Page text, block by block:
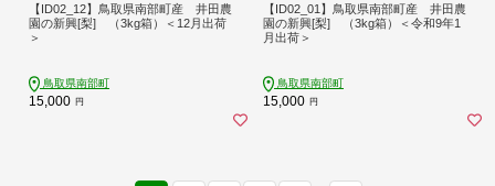
【ID02_12】鳥取県南部町産 井田農
園の新興[梨] （3kg箱）＜12月出荷
＞
鳥取県南部町
15,000 円
【ID02_01】鳥取県南部町産 井田農
園の新興[梨] （3kg箱）＜令和9年1
月出荷＞
鳥取県南部町
15,000 円